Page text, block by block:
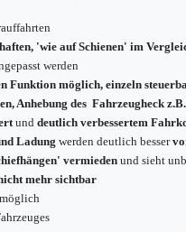
'wie auf Schienen' im
werden
Funktion möglich, einzeln
Anhebung des Fahrzeugheck
und deutlich verbessertem
Ladung werden deutlich besser
vermiedenund sieht
mehr sichtbar